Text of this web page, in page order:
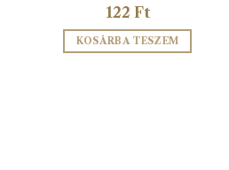
122 Ft
KOSÁRBA TESZEM